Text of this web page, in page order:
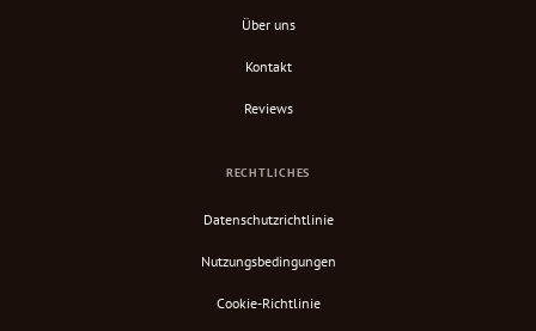
Über uns
Kontakt
Reviews
RECHTLICHES
Datenschutzrichtlinie
Nutzungsbedingungen
Cookie-Richtlinie